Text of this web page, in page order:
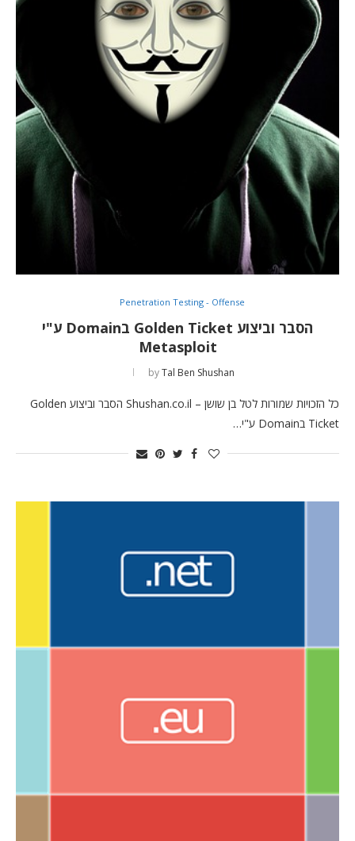
Penetration Testing - Offense
הסבר וביצוע Golden Ticket בDomain ע"י
Metasploit
byTal Ben Shushan
כל הזכויות שמורות לטל בן שושן – Shushan.co.il הסבר וביצוע Golden
Ticket בDomain ע"י…